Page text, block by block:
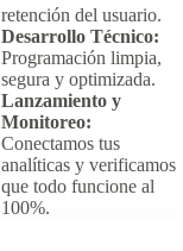
retención del usuario.
Desarrollo Técnico:
Programación limpia,
segura y optimizada.
Lanzamiento y
Monitoreo:
Conectamos tus
analíticas y verificamos
que todo funcione al
100%.